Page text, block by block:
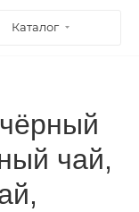
Каталог
чай,